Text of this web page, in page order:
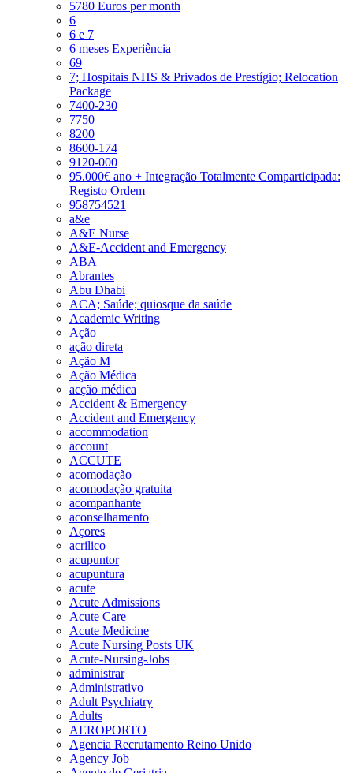
5780 Euros per month
6
6 e 7
6 meses Experiência
69
7; Hospitais NHS & Privados de Prestígio; Relocation
Package
7400-230
7750
8200
8600-174
9120-000
95.000€ ano + Integração Totalmente Comparticipada:
Registo Ordem
958754521
a&e
A&E Nurse
A&E-Accident and Emergency
ABA
Abrantes
Abu Dhabi
ACA; Saúde; quiosque da saúde
Academic Writing
Ação
ação direta
Ação M
Ação Médica
acção médica
Accident & Emergency
Accident and Emergency
accommodation
account
ACCUTE
acomodação
acomodação gratuita
acompanhante
aconselhamento
Açores
acrilico
acupuntor
acupuntura
acute
Acute Admissions
Acute Care
Acute Medicine
Acute Nursing Posts UK
Acute-Nursing-Jobs
administrar
Administrativo
Adult Psychiatry
Adults
AEROPORTO
Agencia Recrutamento Reino Unido
Agency Job